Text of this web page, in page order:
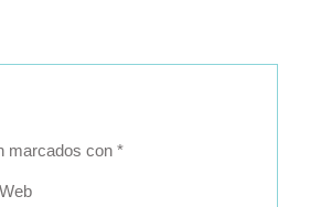
marcados con *
Web